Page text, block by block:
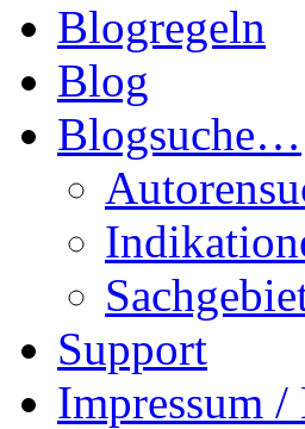
Blogregeln
Blog
Blogsuche…
Support
Impressum